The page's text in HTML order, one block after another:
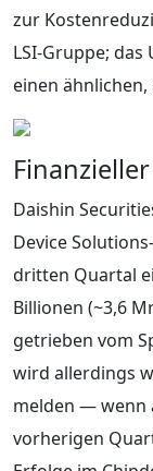
zur
LSI‑Gruppe;
einen
Daishin
Device
dritten Quartal
Billionen (~3,6
getrieben vom
wird allerdings
melden — wenn
vorherigen